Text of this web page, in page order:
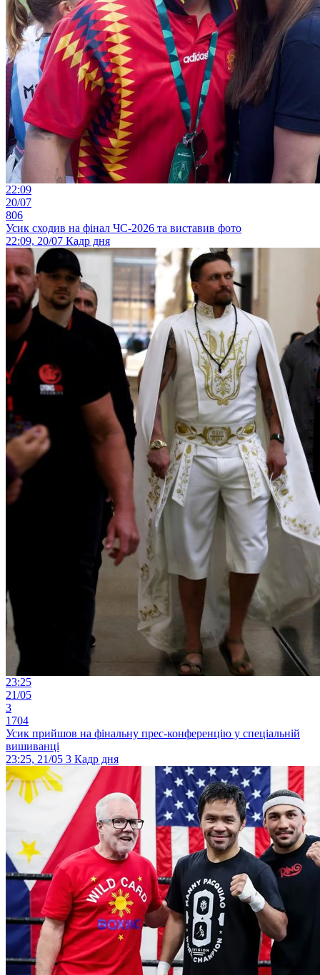
22:09
20/07
806
Усик сходив на фінал ЧС-2026 та виставив фото
22:09, 20/07 Кадр дня
23:25
21/05
3
1704
Усик прийшов на фінальну прес-конференцію у спеціальній
вишиванці
23:25, 21/05 3 Кадр дня